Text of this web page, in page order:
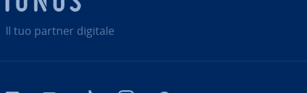
Il tuo partner digitale